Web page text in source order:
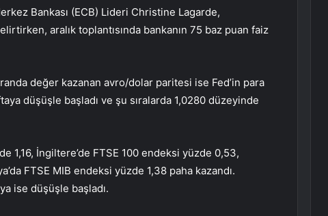
Bankası (ECB) Lideri Christine Lagarde,
aralık toplantısında bankanın 75 baz puan faiz
değer kazanan avro/dolar paritesi ise Fed’in para
düşüşle başladı ve şu sıralarda 1,0280 düzeyinde
1,16, İngiltere’de FTSE 100 endeksi yüzde 0,53,
FTSE MIB endeksi yüzde 1,38 paha kazandı.
ise düşüşle başladı.